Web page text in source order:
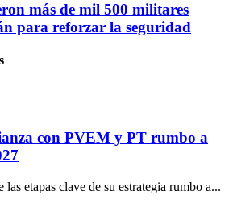
más de mil 500 militares
para reforzar la seguridad
con PVEM y PT rumbo a
etapas clave de su estrategia rumbo a...